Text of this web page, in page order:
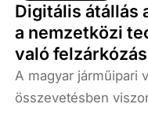
Digitális átállás
a nemzetközi
való felzárkózás
A magyar járműipari
összevetésben